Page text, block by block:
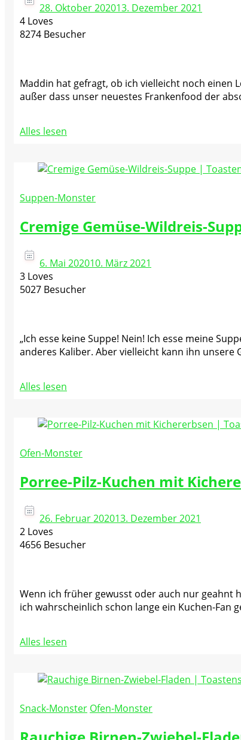
28. Oktober 202013. Dezember 2021
4 Loves
8274 Besucher
Maddin hat gefragt, ob ich vielleicht noch einen
außer dass unser neuestes Frankenfood der
Alles lesen
Suppen-Monster
Cremige Gemüse-Wildreis-
6. Mai 202010. März 2021
3 Loves
5027 Besucher
„Ich esse keine Suppe! Nein! Ich esse meine
anderes Kaliber. Aber vielleicht kann ihn
Alles lesen
Ofen-Monster
Porree-Pilz-Kuchen mit
26. Februar 202013. Dezember 2021
2 Loves
4656 Besucher
Wenn ich früher gewusst oder auch nur geahnt
ich wahrscheinlich schon lange ein Kuchen-Fan
Alles lesen
Snack-Monster Ofen-Monster